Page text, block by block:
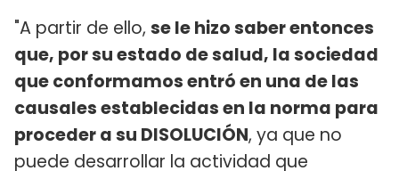
"A partir de ello, se le hizo saber entonces
que, por su estado de salud, la sociedad
que conformamos entró en una de las
causales establecidas en la norma para
proceder a su DISOLUCIÓN, ya que no
puede desarrollar la actividad que